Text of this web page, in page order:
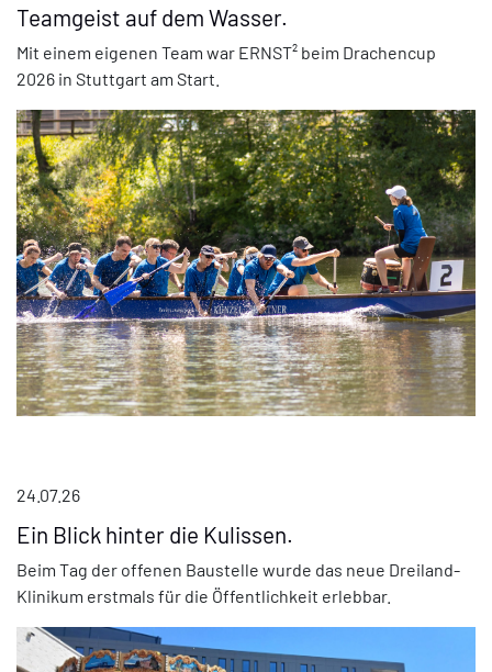
Teamgeist auf dem Wasser.
Mit einem eigenen Team war ERNST² beim Drachencup
2026 in Stuttgart am Start.
24.07.26
Ein Blick hinter die Kulissen.
Beim Tag der offenen Baustelle wurde das neue Dreiland-
Klinikum erstmals für die Öffentlichkeit erlebbar.